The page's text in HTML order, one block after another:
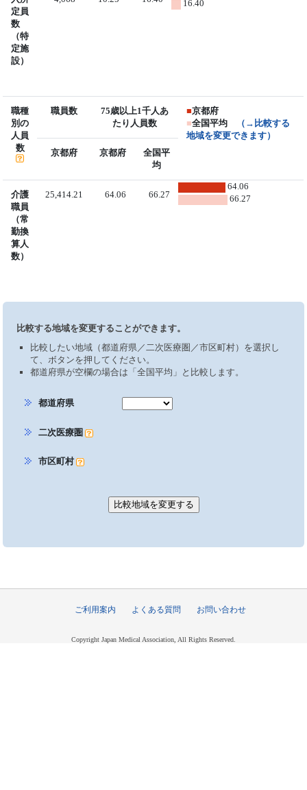
定員
数
（特
定施
設）
16.40
職種
別の
人員
数
職員数
75歳以上1千人あ
たり人員数
■京都府
■全国平均
（→比較する
地域を変更できます）
京都府
京都府
全国平
均
介護
職員
（常
勤換
算人
数）
25,414.21 64.06 66.27
64.06
66.27
比較する地域を変更することができます。
比較したい地域（都道府県／二次医療圏／市区町村）を選択し
て、ボタンを押してください。
都道府県が空欄の場合は「全国平均」と比較します。
都道府県
二次医療圏
市区町村
ご利用案内 よくある質問 お問い合わせ
Copyright Japan Medical Association, All Rights Reserved.